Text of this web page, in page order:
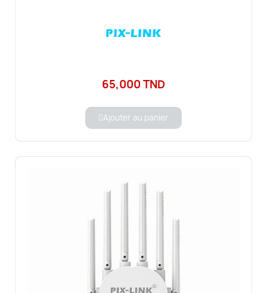
65,000 TND
Ajouter au panier